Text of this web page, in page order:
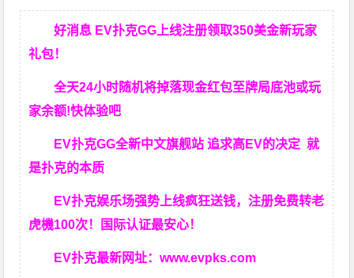
好消息 EV扑克GG上线注册领取350美金新玩家
礼包！
全天24小时随机将掉落现金红包至牌局底池或玩
家余额!快体验吧
EV扑克GG全新中文旗舰站 追求高EV的决定就
是扑克的本质
EV扑克娱乐场强势上线疯狂送钱，注册免费转老
虎機100次！国际认证最安心！
EV扑克最新网址：www.evpks.com